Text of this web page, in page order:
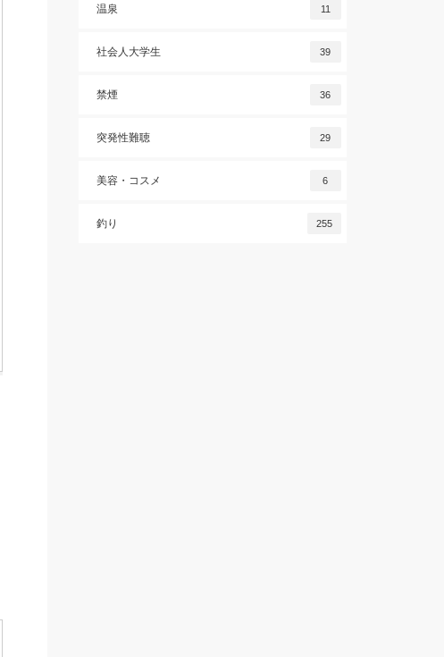
温泉 11
社会人大学生 39
禁煙 36
突発性難聴 29
美容・コスメ 6
釣り 255